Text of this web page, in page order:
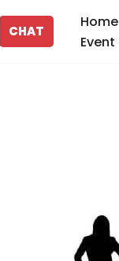
CHAT
Home
Event